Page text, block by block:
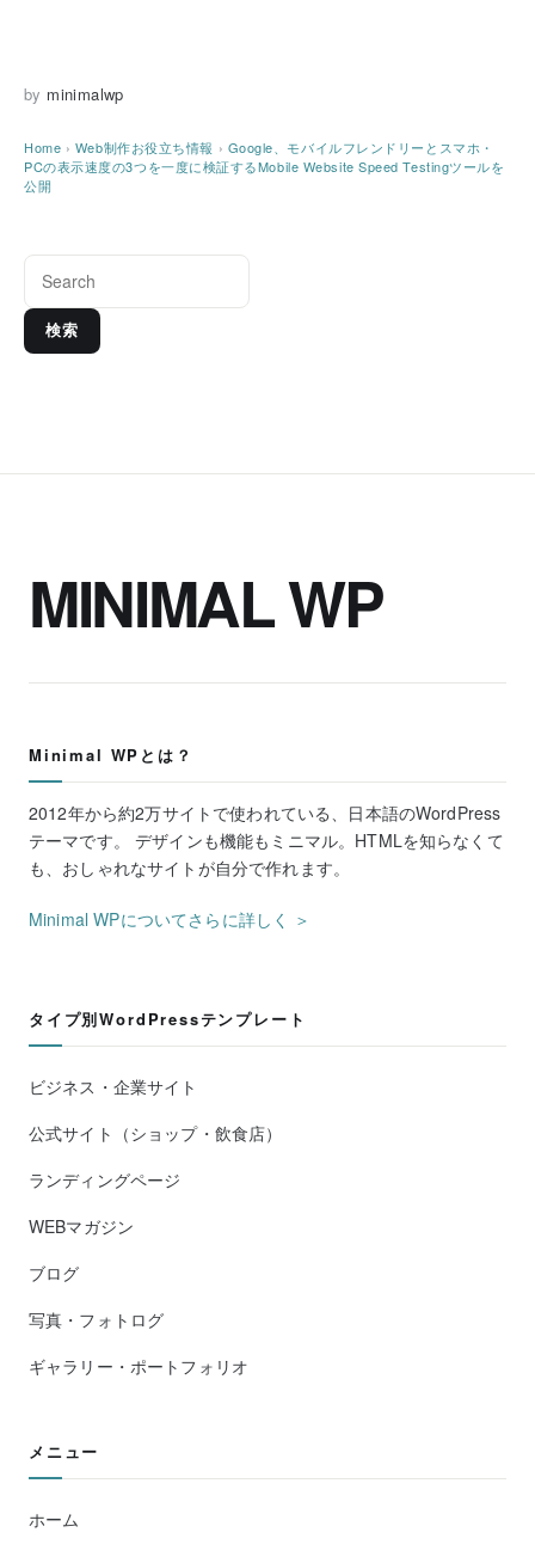
by minimalwp
Home › Web制作お役立ち情報 › Google、モバイルフレンドリーとスマホ・
PCの表示速度の3つを一度に検証するMobile Website Speed Testingツールを
公開
検索
MINIMAL WP
Minimal WPとは？
2012年から約2万サイトで使われている、日本語のWordPress
テーマです。 デザインも機能もミニマル。HTMLを知らなくて
も、おしゃれなサイトが自分で作れます。
Minimal WPについてさらに詳しく ＞
タイプ別WordPressテンプレート
ビジネス・企業サイト
公式サイト（ショップ・飲食店）
ランディングページ
WEBマガジン
ブログ
写真・フォトログ
ギャラリー・ポートフォリオ
メニュー
ホーム